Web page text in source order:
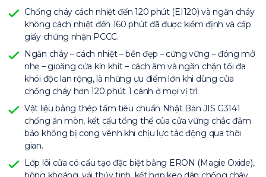
Chống cháy cách nhiệt đến 120 phút (EI120) và ngăn cháy
không cách nhiệt đến 160 phút đã được kiểm định và cấp
giấy chứng nhận PCCC.
Ngăn cháy – cách nhiệt – bền đẹp – cứng vững – đóng mở
nhẹ – gioăng cửa kín khít – cách âm và ngăn chặn tối đa
khói độc lan rộng, là những ưu điểm lớn khi dùng cửa
chống cháy hơn 120 phút 1 cánh ở mọi vị trí.
Vật liệu bằng thép tấm tiêu chuẩn Nhật Bản JIS G3141
chống ăn mòn, kết cấu tổng thể của cửa vững chắc đảm
bảo không bị cong vênh khi chịu lực tác động qua thời
gian.
Lớp lõi cửa có cấu tạo đặc biệt bằng ERON (Magie Oxide),